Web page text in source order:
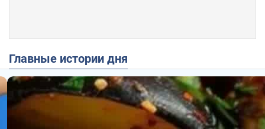
Главные истории дня